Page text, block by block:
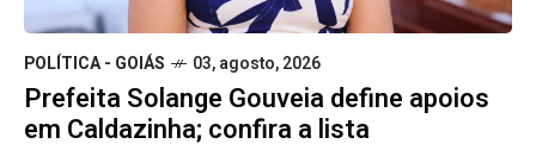
POLÍTICA - GOIÁS 03, agosto, 2026
Prefeita Solange Gouveia define apoios
em Caldazinha; confira a lista